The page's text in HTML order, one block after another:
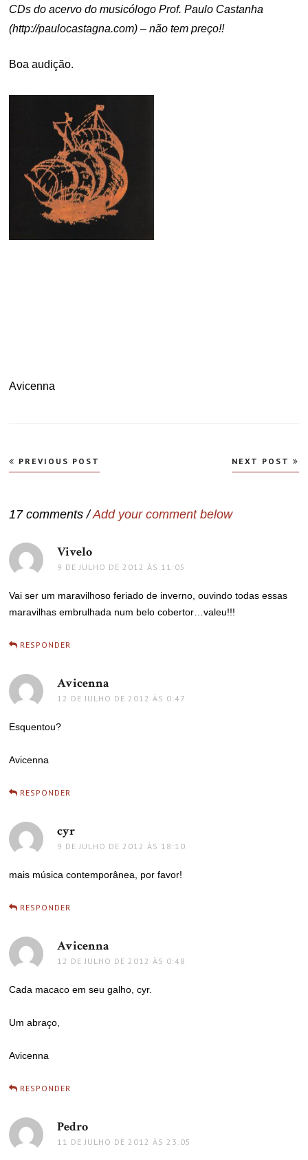
CDs do acervo do musicólogo Prof. Paulo Castanha
(http://paulocastagna.com) – não tem preço!!
Boa audição.
Avicenna
Navegação
de
PREVIOUS POST NEXT POST
17 comments /Add your comment below
Vivelo
9 DE JULHO DE 2012 ÀS 11:05
Vai ser um maravilhoso feriado de inverno, ouvindo todas essas
maravilhas embrulhada num belo cobertor…valeu!!!
RESPONDER
Avicenna
12 DE JULHO DE 2012 ÀS 0:47
Esquentou?
Avicenna
RESPONDER
cyr
9 DE JULHO DE 2012 ÀS 18:10
mais música contemporânea, por favor!
RESPONDER
Avicenna
12 DE JULHO DE 2012 ÀS 0:48
Cada macaco em seu galho, cyr.
Um abraço,
Avicenna
RESPONDER
Pedro
11 DE JULHO DE 2012 ÀS 23:05